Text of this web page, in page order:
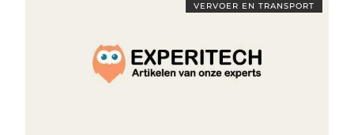
VERVOER EN TRANSPORT